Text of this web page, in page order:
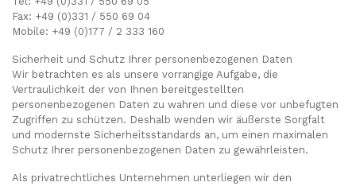
Fax: +49 (0)331 / 550 69 04
Mobile: +49 (0)177 / 2 333 160
Sicherheit und Schutz Ihrer personenbezogenen Daten
Wir betrachten es als unsere vorrangige Aufgabe, die
Vertraulichkeit der von Ihnen bereitgestellten
personenbezogenen Daten zu wahren und diese vor unbefugten
Zugriffen zu schützen. Deshalb wenden wir äußerste Sorgfalt
und modernste Sicherheitsstandards an, um einen maximalen
Schutz Ihrer personenbezogenen Daten zu gewährleisten.
Als privatrechtliches Unternehmen unterliegen wir den